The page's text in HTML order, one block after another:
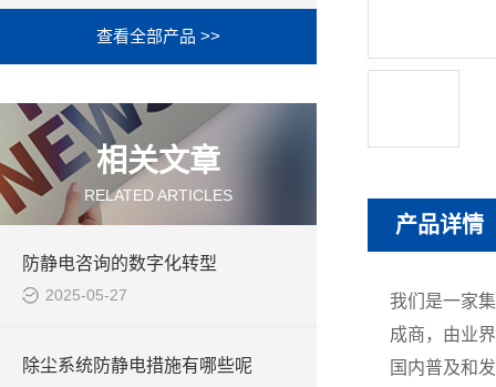
查看全部产品 >>
相关文章
RELATED ARTICLES
防静电咨询的数字化转型
2025-05-27
除尘系统防静电措施有哪些呢
产品详情
我们是一家集
成商，由业
国内普及和